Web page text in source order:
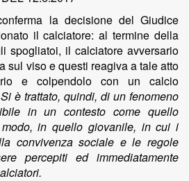
la decisione del Giudice
il calciatore: al termine della
spogliatoi, il calciatore avversario
sul viso e questi reagiva a tale atto
e colpendolo con un calcio
Si è trattato, quindi, di un fenomeno
in un contesto come quello
in quello giovanile, in cui i
convivenza sociale e le regole
percepiti ed immediatamente